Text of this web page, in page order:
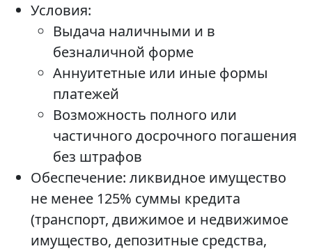
Условия:
Выдача наличными и в
безналичной форме
Аннуитетные или иные формы
платежей
Возможность полного или
частичного досрочного погашения
без штрафов
Обеспечение: ликвидное имущество
не менее 125% суммы кредита
(транспорт, движимое и недвижимое
имущество, депозитные средства,